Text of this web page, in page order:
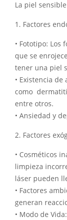
La piel
1. Factores
• Fototipo: Los
que se
tener una piel
• Existencia
como
entre otros.
• Ansiedad y
2. Factores
• Cosméticos
limpieza
láser pueden
• Factores
generan
• Modo de